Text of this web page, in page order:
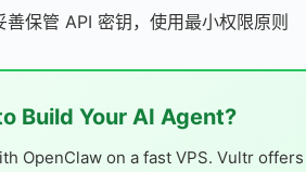
保管 API 密钥，使用最小权限原则
Build Your AI Agent?
OpenClaw on a fast VPS. Vultr